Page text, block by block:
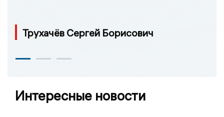
Трухачёв Сергей Борисович
Интересные новости